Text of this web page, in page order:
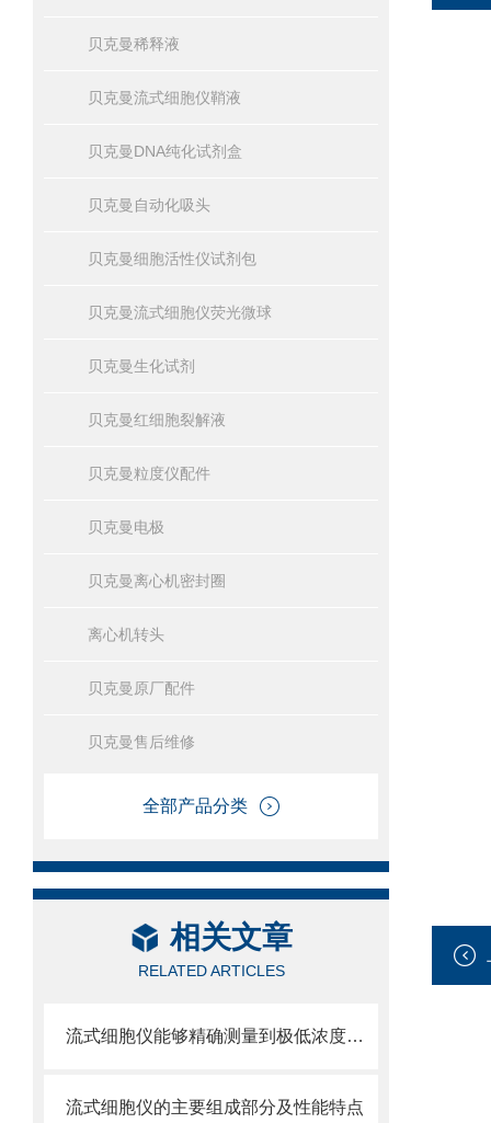
贝克曼稀释液
贝克曼流式细胞仪鞘液
贝克曼DNA纯化试剂盒
贝克曼自动化吸头
贝克曼细胞活性仪试剂包
贝克曼流式细胞仪荧光微球
贝克曼生化试剂
贝克曼红细胞裂解液
贝克曼粒度仪配件
贝克曼电极
贝克曼离心机密封圈
离心机转头
贝克曼原厂配件
贝克曼售后维修
全部产品分类
相关文章
RELATED ARTICLES
流式细胞仪能够精确测量到极低浓度的标记物
流式细胞仪的主要组成部分及性能特点